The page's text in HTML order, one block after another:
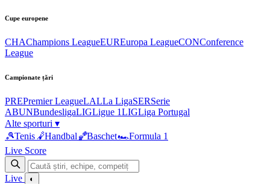
Cupe europene
CHAChampions LeagueEUREuropa LeagueCONConference
League
Campionate țări
PREPremier LeagueLALLa LigaSERSerie
ABUNBundesligaLIGLigue 1LIGLiga Portugal
Alte sporturi ▾
🎾Tenis 🤾Handbal🏀Baschet🏎Formula 1
Live Score
Live ◐